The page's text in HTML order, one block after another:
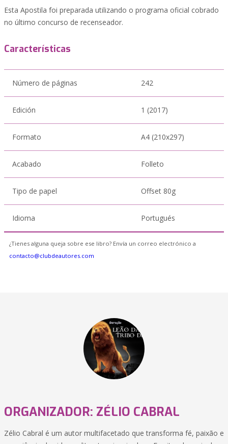
Esta Apostila foi preparada utilizando o programa oficial cobrado
no último concurso de recenseador.
Características
Número de páginas 242
Edición 1 (2017)
Formato A4 (210x297)
Acabado Folleto
Tipo de papel Offset 80g
Idioma Portugués
¿Tienes alguna queja sobre ese libro? Envía un correo electrónico a
contacto@clubdeautores.com
ORGANIZADOR: ZÉLIO CABRAL
Zélio Cabral é um autor multifacetado que transforma fé, paixão e